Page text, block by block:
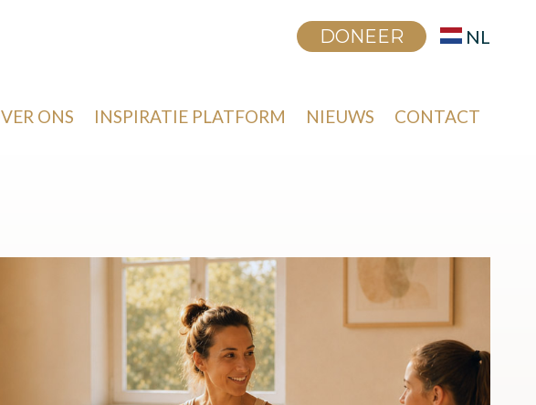
DONEER NL
ONS INSPIRATIE PLATFORM NIEUWS CONTACT